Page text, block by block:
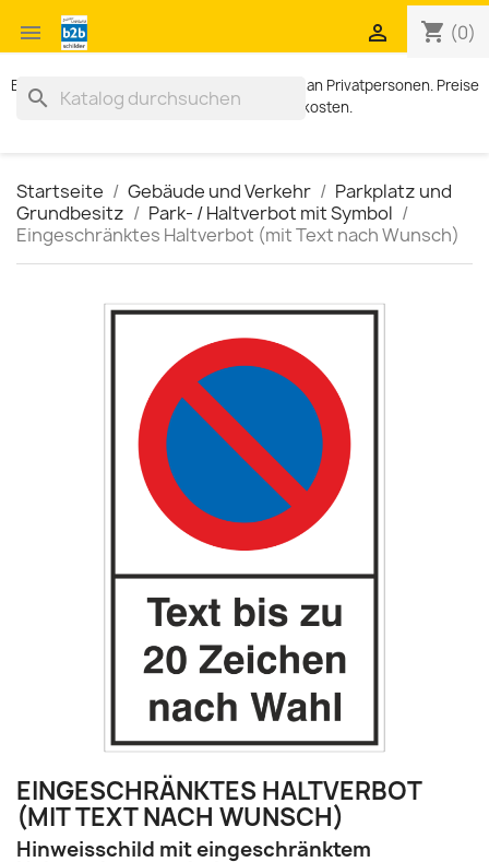
 shopping_cart (0)

Exklusiv für Geschäftskunden. Kein Verkauf an Privatpersonen. Preise
zzgl. MWST und Versandkosten.
search
Startseite Gebäude und Verkehr
Parkplatz und
Grundbesitz
Park- / Haltverbot mit Symbol
Eingeschränktes Haltverbot (mit Text nach Wunsch)
EINGESCHRÄNKTES HALTVERBOT
(MIT TEXT NACH WUNSCH)
Hinweisschild mit eingeschränktem